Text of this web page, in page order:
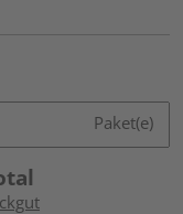
Paket(e)